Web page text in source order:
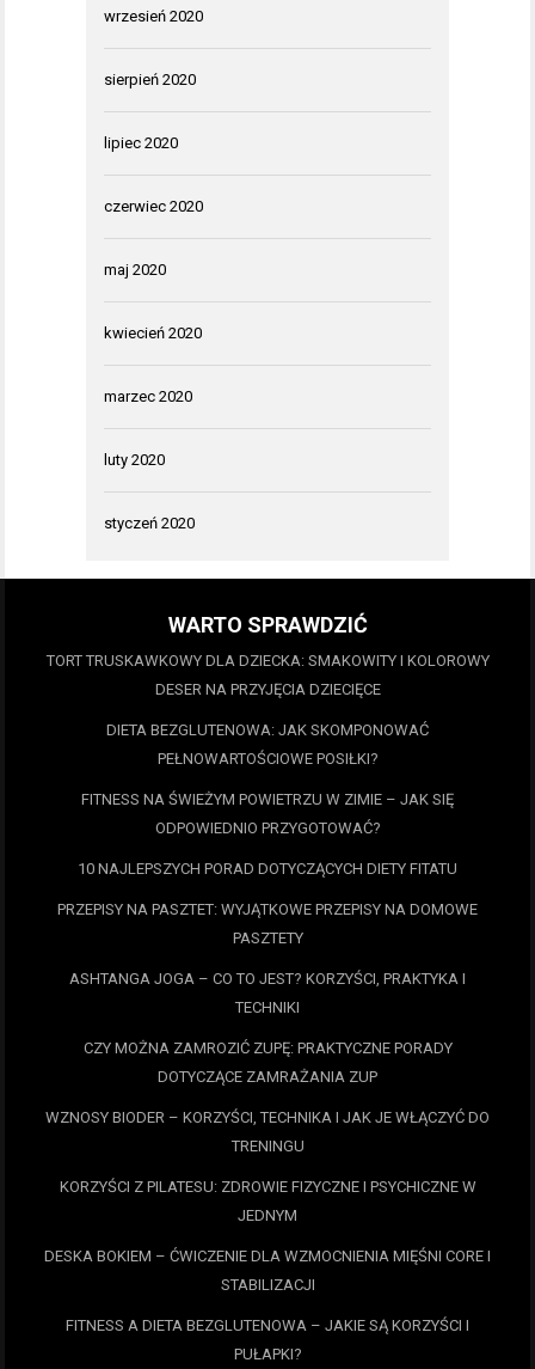
wrzesień 2020
sierpień 2020
lipiec 2020
czerwiec 2020
maj 2020
kwiecień 2020
marzec 2020
luty 2020
styczeń 2020
WARTO SPRAWDZIĆ
TORT TRUSKAWKOWY DLA DZIECKA: SMAKOWITY I KOLOROWY
DESER NA PRZYJĘCIA DZIECIĘCE
DIETA BEZGLUTENOWA: JAK SKOMPONOWAĆ
PEŁNOWARTOŚCIOWE POSIŁKI?
FITNESS NA ŚWIEŻYM POWIETRZU W ZIMIE – JAK SIĘ
ODPOWIEDNIO PRZYGOTOWAĆ?
10 NAJLEPSZYCH PORAD DOTYCZĄCYCH DIETY FITATU
PRZEPISY NA PASZTET: WYJĄTKOWE PRZEPISY NA DOMOWE
PASZTETY
ASHTANGA JOGA – CO TO JEST? KORZYŚCI, PRAKTYKA I
TECHNIKI
CZY MOŻNA ZAMROZIĆ ZUPĘ: PRAKTYCZNE PORADY
DOTYCZĄCE ZAMRAŻANIA ZUP
WZNOSY BIODER – KORZYŚCI, TECHNIKA I JAK JE WŁĄCZYĆ DO
TRENINGU
KORZYŚCI Z PILATESU: ZDROWIE FIZYCZNE I PSYCHICZNE W
JEDNYM
DESKA BOKIEM – ĆWICZENIE DLA WZMOCNIENIA MIĘŚNI CORE I
STABILIZACJI
FITNESS A DIETA BEZGLUTENOWA – JAKIE SĄ KORZYŚCI I
PUŁAPKI?